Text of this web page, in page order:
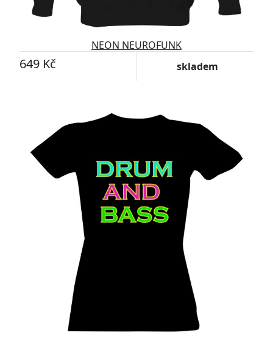
NEON NEUROFUNK
649 Kč skladem